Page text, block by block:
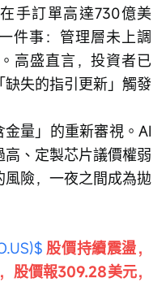
手訂單高達730億美
件事：管理層未上調
高盛直言，投資者已
失的指引更新」觸發
量」的重新審視。AI
、定製芯片議價權弱
險，一夜之間成為拋
股價持續震盪，
股價報309.28美元，